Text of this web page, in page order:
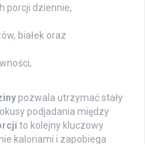
porcji dziennie,
białek oraz
pozwala utrzymać stały
podjadania między
to kolejny kluczowy
kaloriami i zapobiega